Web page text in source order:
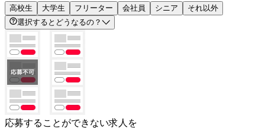
高校生 大学生 フリーター 会社員 シニア
それ以外
選択するとどうなるの？
応募することができない求人を